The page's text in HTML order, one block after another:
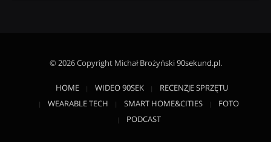
© 2026 Copyright Michał Brożyński90sekund.pl.
HOME WIDEO 90SEK
RECENZJE SPRZĘTU
WEARABLE TECH
SMART HOME&CITIES
FOTO
PODCAST